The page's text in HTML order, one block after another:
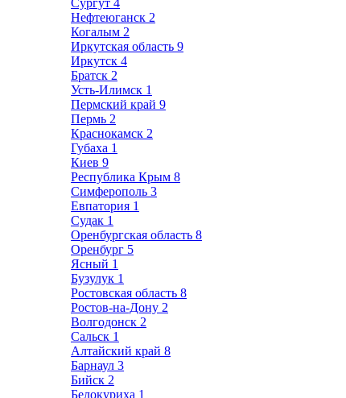
Сургут 4
Нефтеюганск 2
Когалым 2
Иркутская область 9
Иркутск 4
Братск 2
Усть-Илимск 1
Пермский край 9
Пермь 2
Краснокамск 2
Губаха 1
Киев 9
Республика Крым 8
Симферополь 3
Евпатория 1
Судак 1
Оренбургская область 8
Оренбург 5
Ясный 1
Бузулук 1
Ростовская область 8
Ростов-на-Дону 2
Волгодонск 2
Сальск 1
Алтайский край 8
Барнаул 3
Бийск 2
Белокуриха 1